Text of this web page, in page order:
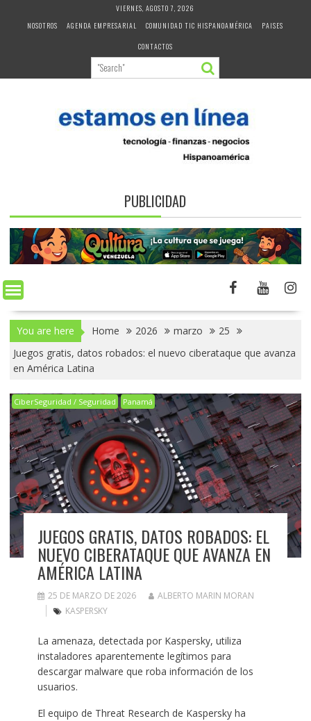
VIERNES, AGOSTO 7, 2026
NOSOTROS
AGENDA EMPRESARIAL COMUNIDAD TIC HISPANOAMÉRICA
PAISES
CONTACTOS
PUBLICIDAD
You are here Home 2026 marzo
25
Juegos gratis, datos robados: el nuevo ciberataque que avanza
en América Latina
CiberSeguridad / Seguridad Panamá
JUEGOS GRATIS, DATOS ROBADOS: EL
NUEVO CIBERATAQUE QUE AVANZA EN
AMÉRICA LATINA
25 DE MARZO DE 2026
ALBERTO MARIN MORAN
KASPERSKY
La amenaza, detectada por Kaspersky, utiliza
instaladores aparentemente legítimos para
descargar malware que roba información de los
usuarios.
El equipo de Threat Research de Kaspersky ha